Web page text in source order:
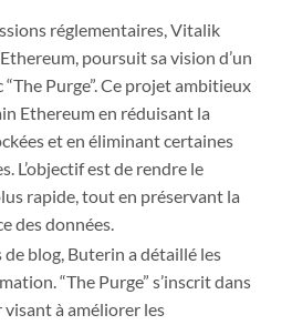
réglementaires, Vitalik
poursuit sa vision d’un
“The Purge”. Ce projet ambitieux
Ethereum en réduisant la
et en éliminant certaines
L’objectif est de rendre le
rapide, tout en préservant la
des données.
blog, Buterin a détaillé les
“The Purge” s’inscrit dans
visant à améliorer les